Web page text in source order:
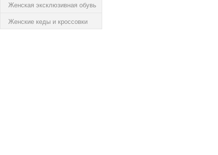
Женская эксклюзивная обувь
Женские кеды и кроссовки